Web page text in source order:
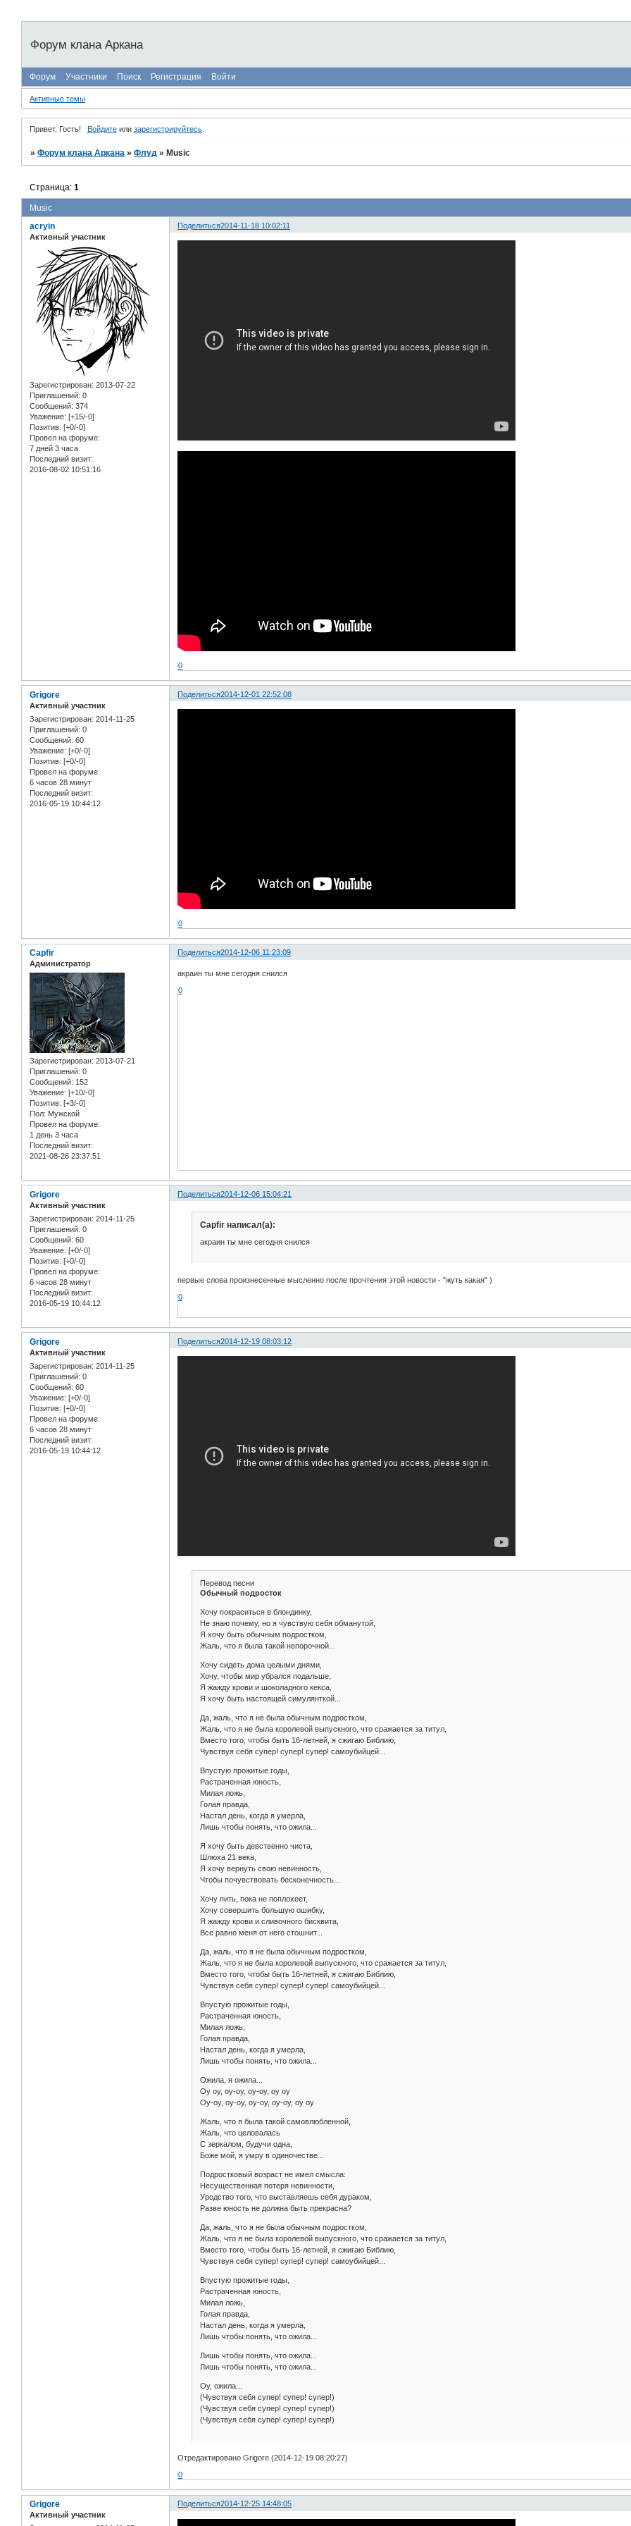
Форум клана Аркана
Форум Участники Поиск Регистрация Войти
Активные темы
Привет, Гость! Войдитеили зарегистрируйтесь.
»Форум клана Аркана »Флуд » Music
Music
Страница:1
Поделиться2014-11-18 10:02:11
acryin
Активный участник
Зарегистрирован: 2013-07-22
Приглашений: 0
Сообщений: 374
Уважение: [+15/-0]
Позитив: [+0/-0]
Провел на форуме:
7 дней 3 часа
Последний визит:
2016-08-02 10:51:16
0
Поделиться2014-12-01 22:52:08
Grigore
Активный участник
Зарегистрирован: 2014-11-25
Приглашений: 0
Сообщений: 60
Уважение: [+0/-0]
Позитив: [+0/-0]
Провел на форуме:
6 часов 28 минут
Последний визит:
2016-05-19 10:44:12
0
Поделиться2014-12-06 11:23:09
Capfir
Администратор
Зарегистрирован: 2013-07-21
Приглашений: 0
Сообщений: 152
Уважение: [+10/-0]
Позитив: [+3/-0]
Пол: Мужской
Провел на форуме:
1 день 3 часа
Последний визит:
2021-08-26 23:37:51
акраин ты мне сегодня снился
0
Поделиться2014-12-06 15:04:21
Grigore
Активный участник
Зарегистрирован: 2014-11-25
Приглашений: 0
Сообщений: 60
Уважение: [+0/-0]
Позитив: [+0/-0]
Провел на форуме:
6 часов 28 минут
Последний визит:
2016-05-19 10:44:12
Capfir написал(а):
акраин ты мне сегодня снился
первые слова произнесенные мысленно после прочтения этой новости - "жуть какая" )
0
Поделиться2014-12-19 08:03:12
Grigore
Активный участник
Зарегистрирован: 2014-11-25
Приглашений: 0
Сообщений: 60
Уважение: [+0/-0]
Позитив: [+0/-0]
Провел на форуме:
6 часов 28 минут
Последний визит:
2016-05-19 10:44:12
Перевод песни
Обычный подросток
Хочу покраситься в блондинку,
Не знаю почему, но я чувствую себя обманутой,
Я хочу быть обычным подростком,
Жаль, что я была такой непорочной...
Хочу сидеть дома целыми днями,
Хочу, чтобы мир убрался подальше,
Я жажду крови и шоколадного кекса,
Я хочу быть настоящей симулянткой...
Да, жаль, что я не была обычным подростком,
Жаль, что я не была королевой выпускного, что сражается за титул,
Вместо того, чтобы быть 16-летней, я сжигаю Библию,
Чувствуя себя супер! супер! супер! самоубийцей...
Впустую прожитые годы,
Растраченная юность,
Милая ложь,
Голая правда,
Настал день, когда я умерла,
Лишь чтобы понять, что ожила...
Я хочу быть девственно чиста,
Шлюха 21 века,
Я хочу вернуть свою невинность,
Чтобы почувствовать бесконечность...
Хочу пить, пока не поплохеет,
Хочу совершить большую ошибку,
Я жажду крови и сливочного бисквита,
Все равно меня от него стошнит...
Да, жаль, что я не была обычным подростком,
Жаль, что я не была королевой выпускного, что сражается за титул,
Вместо того, чтобы быть 16-летней, я сжигаю Библию,
Чувствуя себя супер! супер! супер! самоубийцей...
Впустую прожитые годы,
Растраченная юность,
Милая ложь,
Голая правда,
Настал день, когда я умерла,
Лишь чтобы понять, что ожила...
Ожила, я ожила...
Oу oу, oу-oу, oу-oу, oу oу
Oу-oу, oу-oу, oу-oу, oу-oу, oу oу
Жаль, что я была такой самовлюбленной,
Жаль, что целовалась
С зеркалом, будучи одна,
Боже мой, я умру в одиночестве...
Подростковый возраст не имел смысла:
Несущественная потеря невинности,
Уродство того, что выставляешь себя дураком,
Разве юность не должна быть прекрасна?
Да, жаль, что я не была обычным подростком,
Жаль, что я не была королевой выпускного, что сражается за титул,
Вместо того, чтобы быть 16-летней, я сжигаю Библию,
Чувствуя себя супер! супер! супер! самоубийцей...
Впустую прожитые годы,
Растраченная юность,
Милая ложь,
Голая правда,
Настал день, когда я умерла,
Лишь чтобы понять, что ожила...
Лишь чтобы понять, что ожила...
Лишь чтобы понять, что ожила...
Oу, ожила...
(Чувствуя себя супер! супер! супер!)
(Чувствуя себя супер! супер! супер!)
(Чувствуя себя супер! супер! супер!)
Отредактировано Grigore (2014-12-19 08:20:27)
0
Поделиться2014-12-25 14:48:05
Grigore
Активный участник